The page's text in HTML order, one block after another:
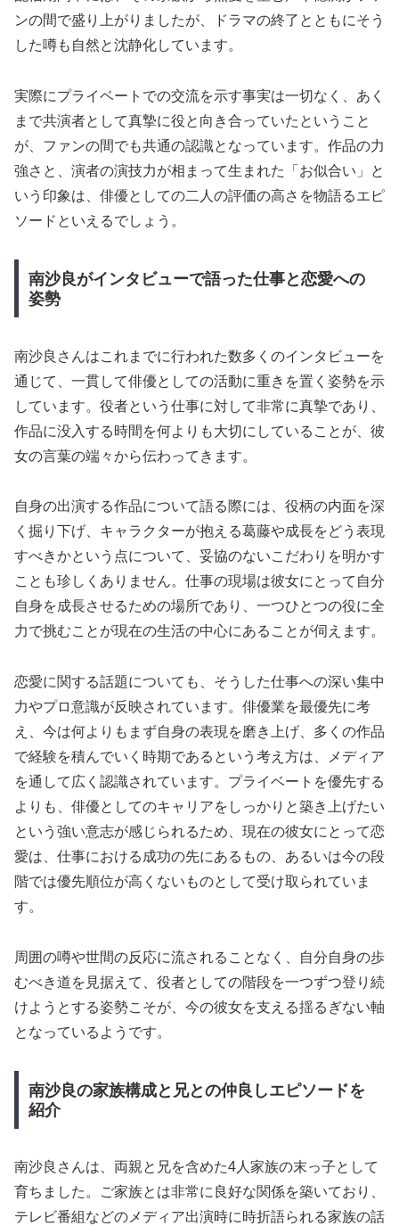
ンの間で盛り上がりましたが、ドラマの終了とともにそう
した噂も自然と沈静化しています。
実際にプライベートでの交流を示す事実は一切なく、あく
まで共演者として真摯に役と向き合っていたということ
が、ファンの間でも共通の認識となっています。作品の力
強さと、演者の演技力が相まって生まれた「お似合い」と
いう印象は、俳優としての二人の評価の高さを物語るエピ
ソードといえるでしょう。
南沙良がインタビューで語った仕事と恋愛への
姿勢
南沙良さんはこれまでに行われた数多くのインタビューを
通じて、一貫して俳優としての活動に重きを置く姿勢を示
しています。役者という仕事に対して非常に真摯であり、
作品に没入する時間を何よりも大切にしていることが、彼
女の言葉の端々から伝わってきます。
自身の出演する作品について語る際には、役柄の内面を深
く掘り下げ、キャラクターが抱える葛藤や成長をどう表現
すべきかという点について、妥協のないこだわりを明かす
ことも珍しくありません。仕事の現場は彼女にとって自分
自身を成長させるための場所であり、一つひとつの役に全
力で挑むことが現在の生活の中心にあることが伺えます。
恋愛に関する話題についても、そうした仕事への深い集中
力やプロ意識が反映されています。俳優業を最優先に考
え、今は何よりもまず自身の表現を磨き上げ、多くの作品
で経験を積んでいく時期であるという考え方は、メディア
を通して広く認識されています。プライベートを優先する
よりも、俳優としてのキャリアをしっかりと築き上げたい
という強い意志が感じられるため、現在の彼女にとって恋
愛は、仕事における成功の先にあるもの、あるいは今の段
階では優先順位が高くないものとして受け取られていま
す。
周囲の噂や世間の反応に流されることなく、自分自身の歩
むべき道を見据えて、役者としての階段を一つずつ登り続
けようとする姿勢こそが、今の彼女を支える揺るぎない軸
となっているようです。
南沙良の家族構成と兄との仲良しエピソードを
紹介
南沙良さんは、両親と兄を含めた4人家族の末っ子として
育ちました。ご家族とは非常に良好な関係を築いており、
テレビ番組などのメディア出演時に時折語られる家族の話